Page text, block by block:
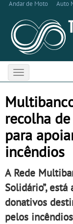
Andar de Moto Auto
Toggle
navigation
recolha
para
incêndios
A Rede
Solidário”,
donativos
pelos